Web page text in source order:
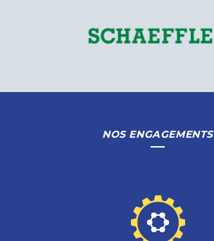
NOS ENGAGEMENTS